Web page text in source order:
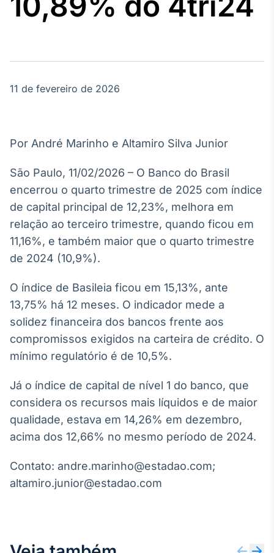
Agro
tempo real
Broadcast
O setor de
energia elétrica
White Label
Plataforma para
conteúdos
personalizados
Soluções de Dados
e Conteúdos
OTC
Plataforma para
negociação de
ativos
Broadcast
11 de fevereiro de 2026
Por André Marinho e Altamiro Silva Junior
São Paulo, 11/02/2026 – O Banco do Brasil
encerrou o quarto trimestre de 2025 com índice
de capital principal de 12,23%, melhora em
relação ao terceiro trimestre, quando ficou em
11,16%, e também maior que o quarto trimestre
de 2024 (10,9%).
O índice de Basileia ficou em 15,13%, ante
13,75% há 12 meses. O indicador mede a
solidez financeira dos bancos frente aos
compromissos exigidos na carteira de crédito. O
mínimo regulatório é de 10,5%.
Já o índice de capital de nível 1 do banco, que
considera os recursos mais líquidos e de maior
qualidade, estava em 14,26% em dezembro,
acima dos 12,66% no mesmo período de 2024.
Contato: andre.marinho@estadao.com;
altamiro.junior@estadao.com